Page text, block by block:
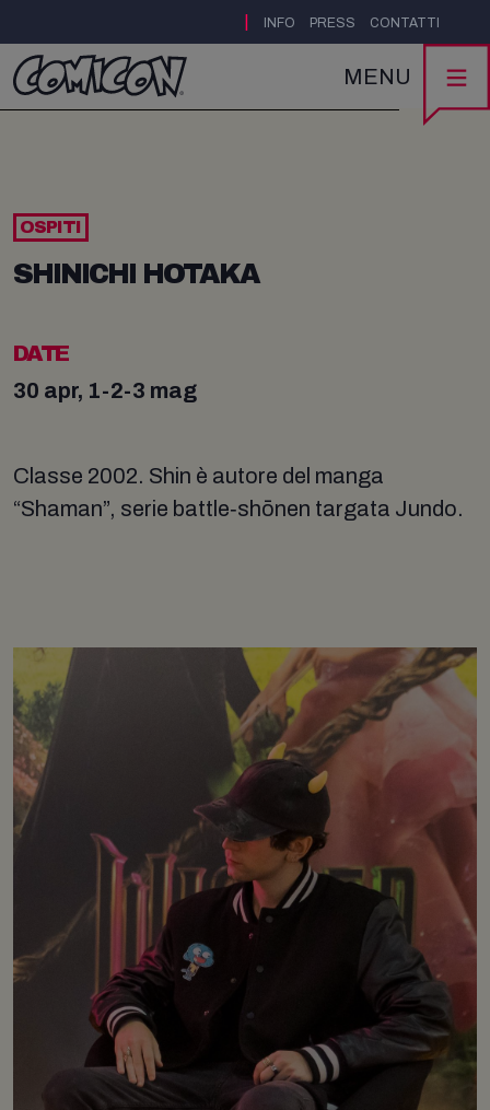
INFO PRESS CONTATTI
MENU
OSPITI
SHINICHI HOTAKA
DATE
30 apr, 1-2-3 mag
Classe 2002. Shin è autore del manga
“Shaman”, serie battle‑shōnen targata Jundo.